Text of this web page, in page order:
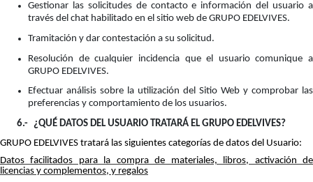
Gestionar las solicitudes de contacto e información del usuario a
través del chat habilitado en el sitio web de GRUPO EDELVIVES.
Tramitación y dar contestación a su solicitud.
Resolución de cualquier incidencia que el usuario comunique a
GRUPO EDELVIVES.
Efectuar análisis sobre la utilización del Sitio Web y comprobar las
preferencias y comportamiento de los usuarios.
6.- ¿QUÉ DATOS DEL USUARIO TRATARÁ EL GRUPO EDELVIVES?
GRUPO EDELVIVES tratará las siguientes categorías de datos del Usuario:
Datos facilitados para la compra de materiales, libros, activación de
licencias y complementos, y regalos